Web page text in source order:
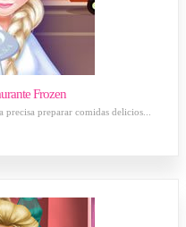
Frozen
preparar comidas delicios...